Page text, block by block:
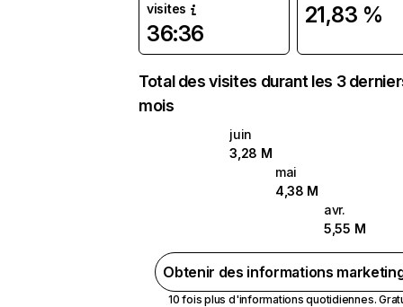
visites
36:36
21,83 %
Total des visites durant les 3
mois
juin
3,28 M
mai
4,38 M
avr.
5,55 M
Obtenir des informations
10 fois plus d'informations quotidiennes.